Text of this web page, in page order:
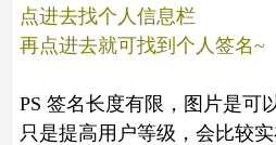
点进去找个人信息栏
再点进去就可找到个人签名~
PS 签名长度有限，图片是可
只是提高用户等级，会比较